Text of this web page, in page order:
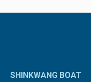
SHINKWANG BOAT